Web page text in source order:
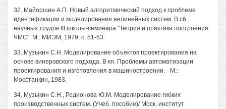
32. Майоршин А.П. Новый алгоритмический подход к проблеме
идентификации и моделирования нелинейных систем. В сб.
научных трудов III школы-семинара "Теория и практика построения
ЧМС". М.: МИЭМ, 1979. с. 51-53.
33. Музыкин С.Н. Моделирование объектов проектирования на
основе винеровского подхода. В кн. Проблемы автоматизации
проектирования и изготовления в машиностроении. - М.:
Мосстанкин, 1983.
34. Музыкин С.Н., Родионова Ю.М. Моделирование гибких
производственных систем. (Учеб. пособие)/ Моск. институт